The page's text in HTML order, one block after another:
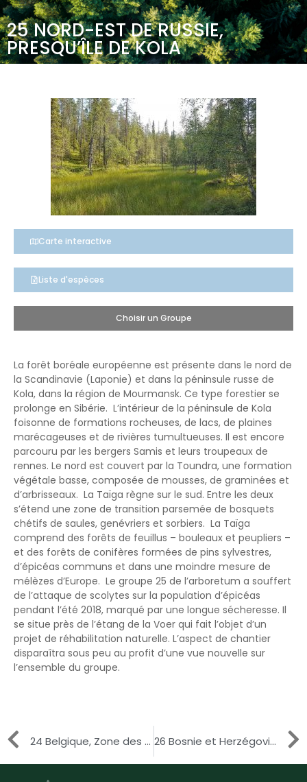
25 NORD-EST DE RUSSIE,
PRESQU’ÎLE DE KOLA
Carte interactive
Liste d'espèces
Choisir un Groupe
La forêt boréale européenne est présente dans le nord de
la Scandinavie (Laponie) et dans la péninsule russe de
Kola, dans la région de Mourmansk. Ce type forestier se
prolonge en Sibérie. L’intérieur de la péninsule de Kola
foisonne de formations rocheuses, de lacs, de plaines
marécageuses et de rivières tumultueuses. Il est encore
parcouru par les bergers Samis et leurs troupeaux de
rennes. Le nord est couvert par la Toundra, une formation
végétale basse, composée de mousses, de graminées et
d’arbrisseaux. La Taïga règne sur le sud. Entre les deux
s’étend une zone de transition parsemée de bosquets
chétifs de saules, genévriers et sorbiers. La Taïga
comprend des forêts de feuillus – bouleaux et peupliers –
et des forêts de conifères formées de pins sylvestres,
d’épicéas communs et dans une moindre mesure de
mélèzes d’Europe. Le groupe 25 de l’arboretum a souffert
de l’attaque de scolytes sur la population d’épicéas
pendant l’été 2018, marqué par une longue sécheresse. Il
se situe près de l’étang de la Voer qui fait l’objet d’un
projet de réhabilitation naturelle. L’aspect de chantier
disparaîtra sous peu au profit d’une vue nouvelle sur
l’ensemble du groupe.
24 Belgique, Zone des Forêts Atlantiques 26 Bosnie et Herzégovine, Alpes Dinariques